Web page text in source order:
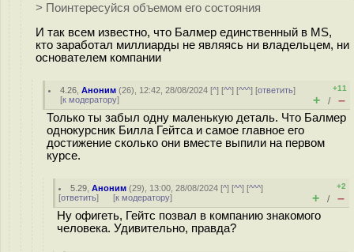
> Поинтересуйся объемом его состояния
И так всем известно, что Балмер единственный в MS,
кто заработал миллиарды не являясь ни владельцем, ни
основателем компании
4.26 ,Аноним (26), 12:42, 28/08/2024 [^] [^^] [^^^] [ответить]
[к модератору]
+11
+ / –
Только ты забыл одну маленькую деталь. Что Балмер
однокурсник Билла Гейтса и самое главное его
достижение сколько они вместе выпили на первом
курсе.
5.29 ,Аноним (29), 13:00, 28/08/2024 [^] [^^] [^^^]
[ответить] [к модератору]
+2
+ / –
Ну офигеть, Гейтс позвал в компанию знакомого
человека. Удивительно, правда?